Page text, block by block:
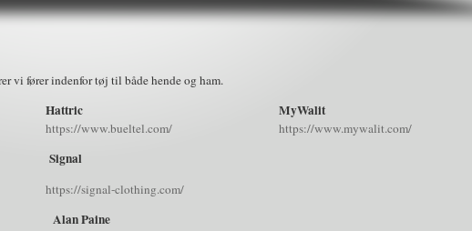
vi fører indenfor tøj til både hende og ham.
Hattric
https://www.bueltel.com/
Signal
https://signal-clothing.com/
Alan Paine
MyWalit
https://www.mywalit.com/